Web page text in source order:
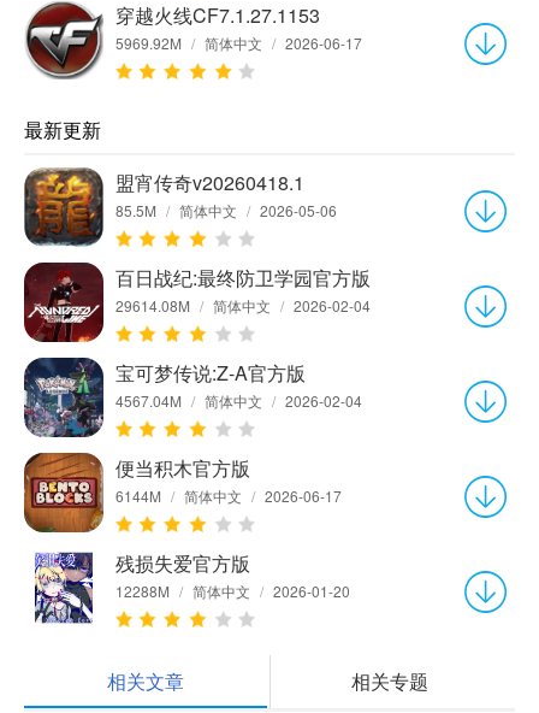
穿越火线CF7.1.27.1153
5969.92M / 简体中文 / 2026-06-17
最新更新
盟宵传奇v20260418.1
85.5M / 简体中文 / 2026-05-06
百日战纪:最终防卫学园官方版
29614.08M / 简体中文 / 2026-02-04
宝可梦传说:Z-A官方版
4567.04M / 简体中文 / 2026-02-04
便当积木官方版
6144M / 简体中文 / 2026-06-17
残损失爱官方版
12288M / 简体中文 / 2026-01-20
相关文章 相关专题